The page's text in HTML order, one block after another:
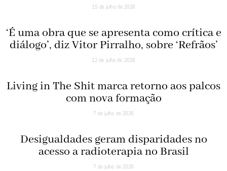
15 de julho de 2026
‘É uma obra que se apresenta como crítica e
diálogo’, diz Vitor Pirralho, sobre ‘Refrãos’
12 de julho de 2026
Living in The Shit marca retorno aos palcos
com nova formação
7 de julho de 2026
Desigualdades geram disparidades no
acesso a radioterapia no Brasil
7 de julho de 2026